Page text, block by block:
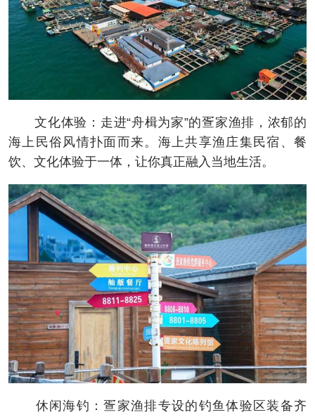
文化体验：走进“舟楫为家”的疍家渔排，浓郁的
海上民俗风情扑面而来。海上共享渔庄集民宿、餐
饮、文化体验于一体，让你真正融入当地生活。
休闲海钓：疍家渔排专设的钓鱼体验区装备齐